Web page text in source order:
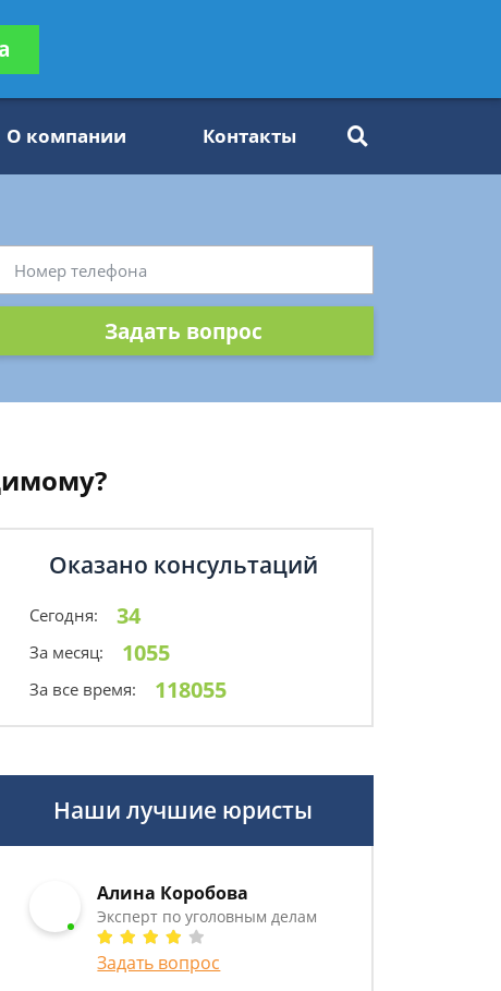
О компании Контакты
Задать вопрос
Оказано консультаций
Сегодня: 34
За месяц: 1055
За все время: 118055
Наши лучшие юристы
Алина Коробова
Эксперт по уголовным делам
Задать вопрос